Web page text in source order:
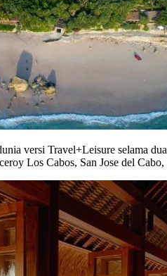
versi Travel+Leisure selama
Los Cabos, San Jose del